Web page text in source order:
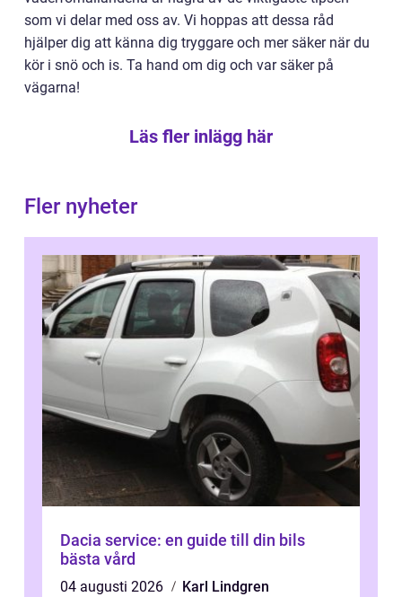
som vi delar med oss av. Vi hoppas att dessa råd
hjälper dig att känna dig tryggare och mer säker när du
kör i snö och is. Ta hand om dig och var säker på
vägarna!
Läs fler inlägg här
Fler nyheter
Dacia service: en guide till din bils
bästa vård
04 augusti 2026
Karl Lindgren